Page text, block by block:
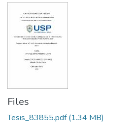
Files
Tesis_83855.pdf(1.34 MB)